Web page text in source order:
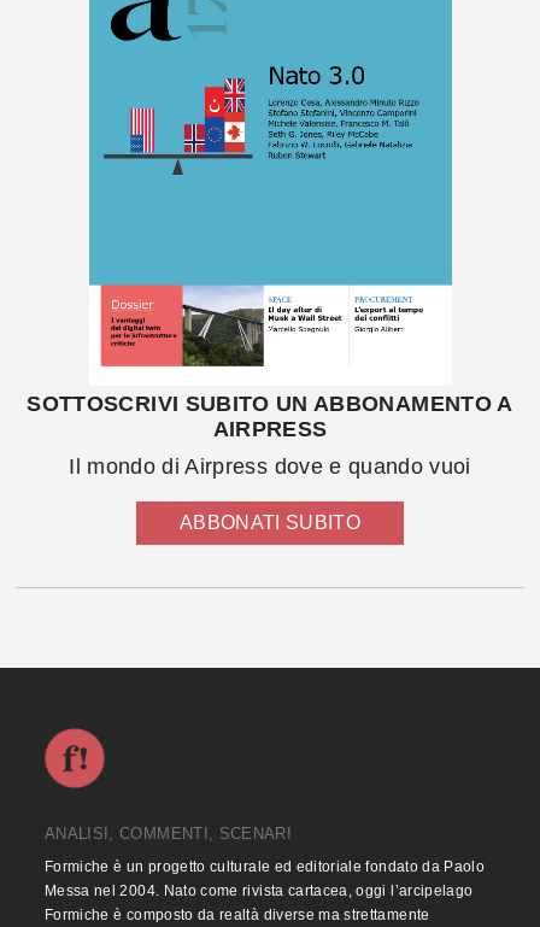
SOTTOSCRIVI SUBITO UN ABBONAMENTO A
AIRPRESS
Il mondo di Airpress dove e quando vuoi
ABBONATI SUBITO
ANALISI, COMMENTI, SCENARI
Formiche è un progetto culturale ed editoriale fondato da Paolo
Messa nel 2004. Nato come rivista cartacea, oggi l’arcipelago
Formiche è composto da realtà diverse ma strettamente